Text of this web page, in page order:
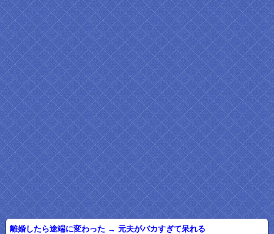
離婚したら途端に変わった → 元夫がバカすぎて呆れる